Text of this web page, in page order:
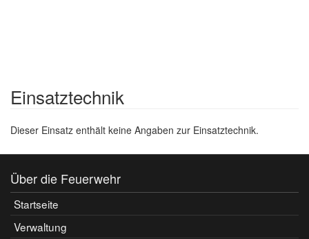
Einsatztechnik
Dieser Einsatz enthält keine Angaben zur Einsatztechnik.
Über die Feuerwehr
Startseite
Verwaltung